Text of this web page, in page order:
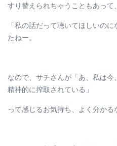
すり替えられちゃうこともあって、
「私の話だって聴いてほしいの
たねー。
なので、サチさんが「あ、私は今
精神的に搾取されている」
って感じるお気持ち、よく分かる